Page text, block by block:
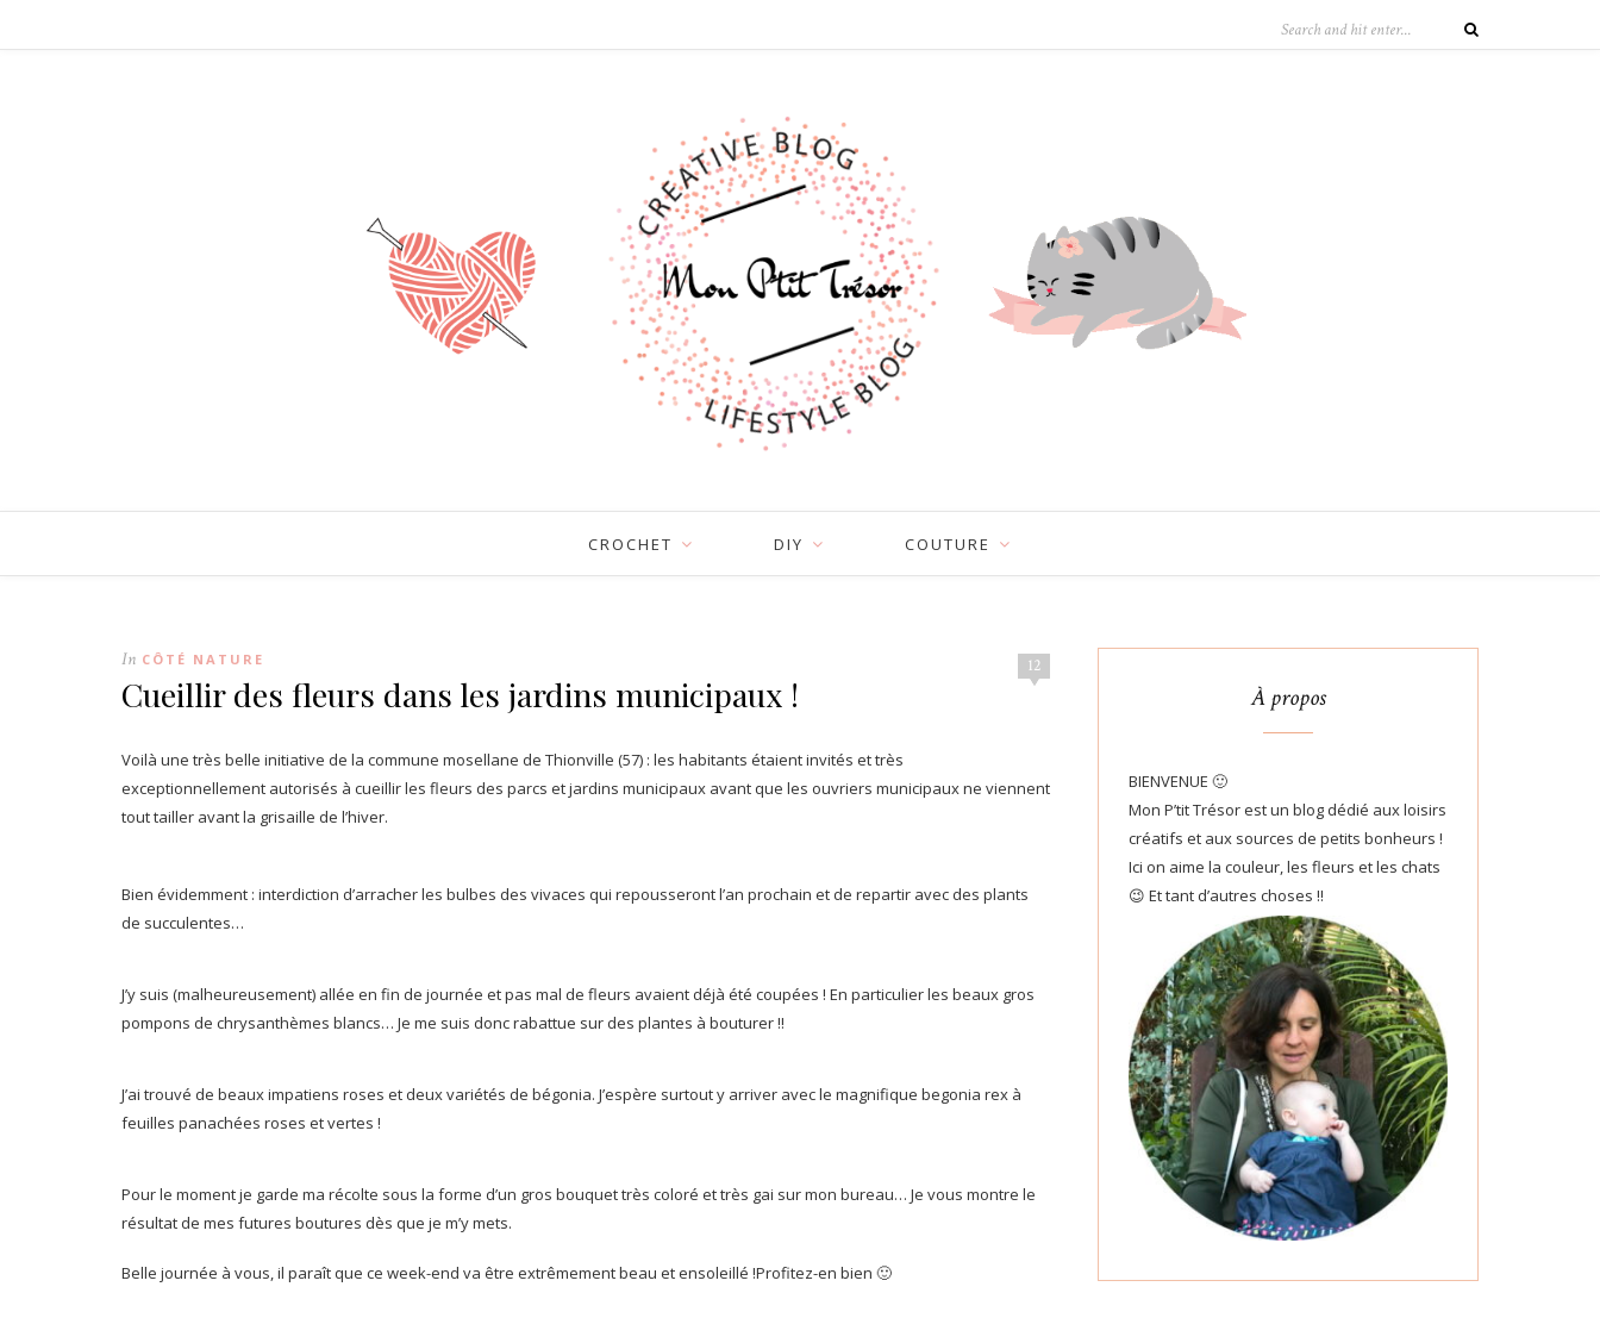
CROCHET DIY COUTURE
12
In CÔTÉ NATURE
Cueillir des fleurs dans les jardins municipaux !
Voilà une très belle initiative de la commune mosellane de Thionville (57) : les habitants étaient invités et très
exceptionnellement autorisés à cueillir les fleurs des parcs et jardins municipaux avant que les ouvriers municipaux ne viennent
tout tailler avant la grisaille de l’hiver.
Bien évidemment : interdiction d’arracher les bulbes des vivaces qui repousseront l’an prochain et de repartir avec des plants
de succulentes…
J’y suis (malheureusement) allée en fin de journée et pas mal de fleurs avaient déjà été coupées ! En particulier les beaux gros
pompons de chrysanthèmes blancs… Je me suis donc rabattue sur des plantes à bouturer !!
J’ai trouvé de beaux impatiens roses et deux variétés de bégonia. J’espère surtout y arriver avec le magnifique begonia rex à
feuilles panachées roses et vertes !
Pour le moment je garde ma récolte sous la forme d’un gros bouquet très coloré et très gai sur mon bureau… Je vous montre le
résultat de mes futures boutures dès que je m’y mets.
Belle journée à vous, il paraît que ce week-end va être extrêmement beau et ensoleillé !Profitez-en bien 🙂
À propos
BIENVENUE 🙂
Mon P’tit Trésor est un blog dédié aux loisirs
créatifs et aux sources de petits bonheurs !
Ici on aime la couleur, les fleurs et les chats
😉 Et tant d’autres choses !!